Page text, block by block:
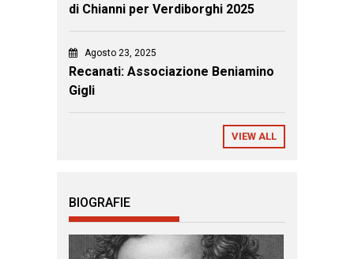
di Chianni per Verdiborghi 2025
Agosto 23, 2025
Recanati: Associazione Beniamino
Gigli
VIEW ALL
BIOGRAFIE